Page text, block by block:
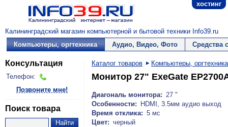
хостинг
Калининградский магазин компьютерной и бытовой техники Info39.ru
Компьютеры, оргтехника
Аудио, Видео, Фото Средства
Консультация
Телефон:
Позвоните мне!
Поиск товара
Каталог товаров Компьютеры, оргтехника
Монитор 27" ExeGate
Диагональ монитора: 27 "
Особенности:
HDMI, 3.5мм аудио выход
Время отклика: 5 мс
Цвет: черный